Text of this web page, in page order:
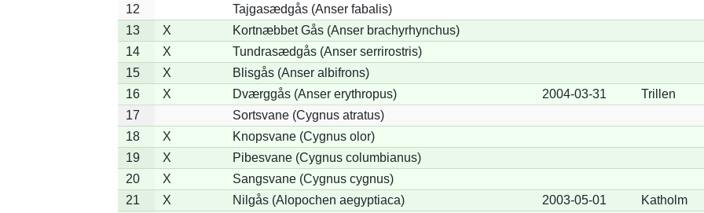
12
Tajgasædgås (Anser fabalis)
13
X
Kortnæbbet Gås (Anser brachyrhynchus)
14
X
Tundrasædgås (Anser serrirostris)
15
X
Blisgås (Anser albifrons)
16
X Dværggås (Anser erythropus) 2004-03-31
Trillen
17
Sortsvane (Cygnus atratus)
18
X
Knopsvane (Cygnus olor)
19
X
Pibesvane (Cygnus columbianus)
20
X
Sangsvane (Cygnus cygnus)
21
X Nilgås (Alopochen aegyptiaca) 2003-05-01
Katholm